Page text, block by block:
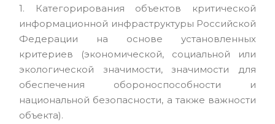
1. Категорирования объектов критической
информационной инфраструктуры Российской
Федерации на основе установленных
критериев (экономической, социальной или
экологической значимости, значимости для
обеспечения обороноспособности и
национальной безопасности, а также важности
объекта).